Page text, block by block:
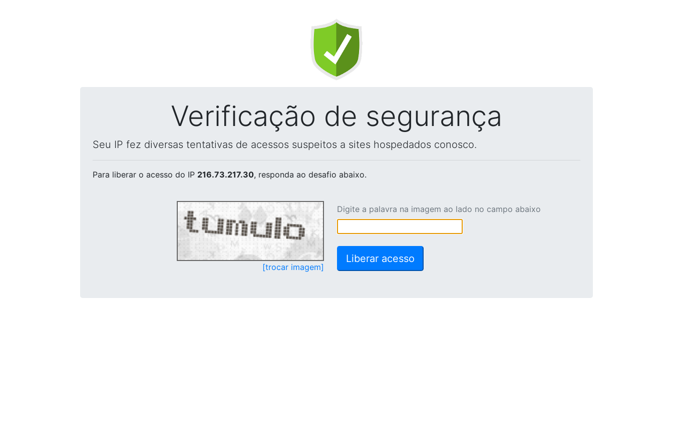
Verificação de segurança
Seu IP fez diversas tentativas de acessos suspeitos a sites hospedados conosco.
Para liberar o acesso do IP 216.73.217.30, responda ao desafio abaixo.
[trocar imagem]
Digite a palavra na imagem ao lado no campo abaixo